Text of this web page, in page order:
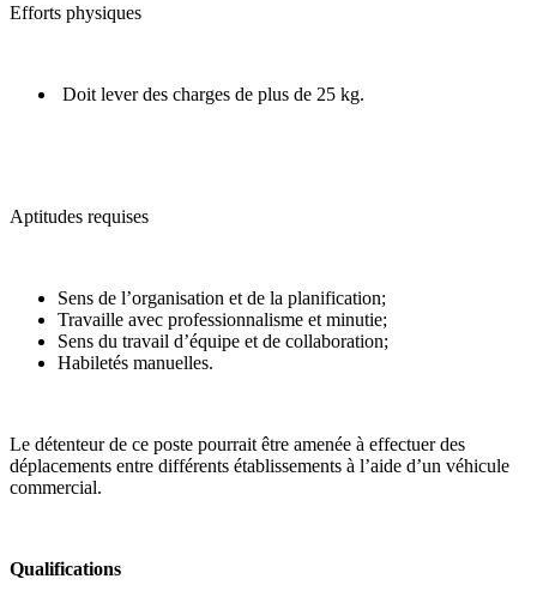
Efforts physiques
Doit lever des charges de plus de 25 kg.
Aptitudes requises
Sens de l’organisation et de la planification;
Travaille avec professionnalisme et minutie;
Sens du travail d’équipe et de collaboration;
Habiletés manuelles.
Le détenteur de ce poste pourrait être amenée à effectuer des
déplacements entre différents établissements à l’aide d’un véhicule
commercial.
Qualifications